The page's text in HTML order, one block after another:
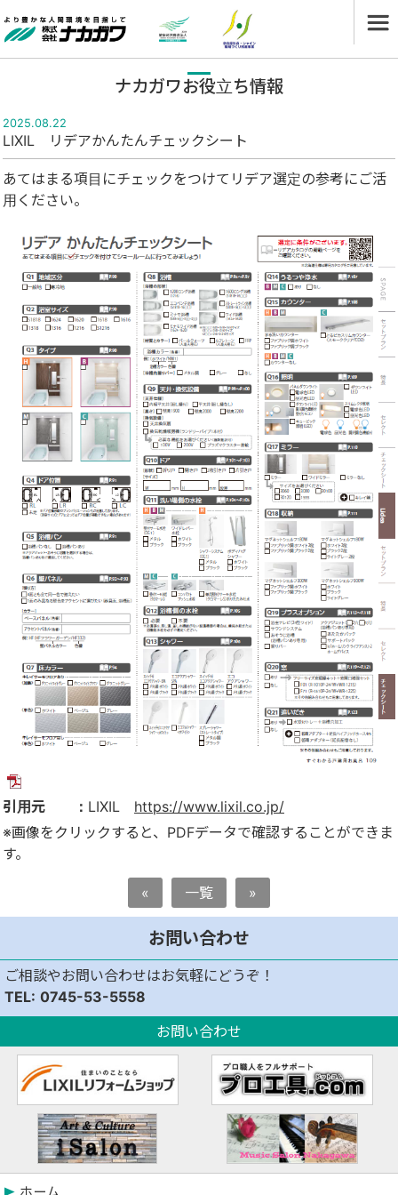
ナカガワお役立ち情報
2025.08.22
LIXIL リデアかんたんチェックシート
あてはまる項目にチェックをつけてリデア選定の参考にご活
用ください。
引用元 ： LIXIL https://www.lixil.co.jp/
※画像をクリックすると、PDFデータで確認することができま
す。
« 一覧 »
お問い合わせ
ご相談やお問い合わせはお気軽にどうぞ！
0745-53-5558
お問い合わせ